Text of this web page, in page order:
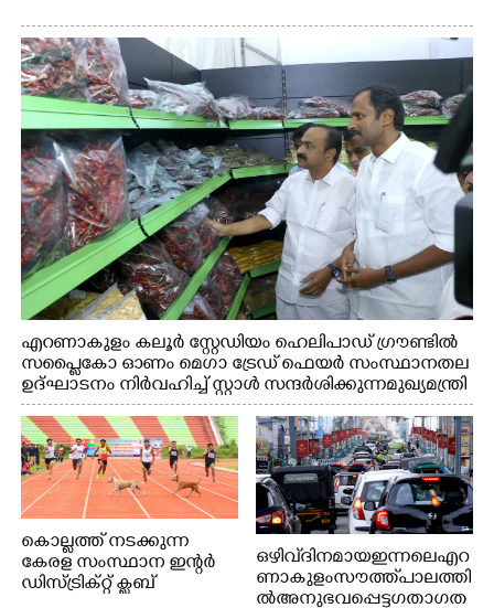
എറണാകുളം കലൂർ സ്റ്റേഡിയം ഹെലിപാഡ് ഗ്രൗണ്ടിൽ
സപ്ളൈകോ ഓണം മെഗാ ട്രേഡ് ഫെയർ സംസ്ഥാനതല
ഉദ്ഘാടനം നിർവഹിച്ച് സ്റ്റാൾ സന്ദർശിക്കുന്ന മുഖ്യമന്ത്രി
വി.ഡി. സതീശൻ. മന്ത്രി അനൂപ് ജേക്കബ് സമീപം
കൊല്ലത്ത് നടക്കുന്ന
കേരള സംസ്ഥാന ഇന്റർ
ഡിസ്ട്രിക്റ്റ് ക്ലബ്
ഒഴിവ് ദിനമായ ഇന്നലെ എറ
ണാകുളം സൗത്ത് പാലത്തി
ൽ അനുഭവപ്പെട്ട ഗതാഗത